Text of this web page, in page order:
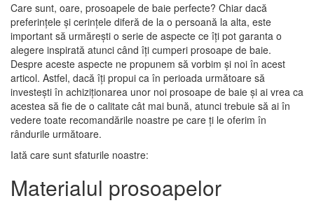
Care sunt, oare, prosoapele de baie perfecte? Chiar dacă
preferințele și cerințele diferă de la o persoană la alta, este
important să urmărești o serie de aspecte ce îți pot garanta o
alegere inspirată atunci când îți cumperi prosoape de baie.
Despre aceste aspecte ne propunem să vorbim și noi în acest
articol. Astfel, dacă îți propui ca în perioada următoare să
investești în achiziționarea unor noi prosoape de baie și ai vrea ca
acestea să fie de o calitate cât mai bună, atunci trebuie să ai în
vedere toate recomandările noastre pe care ți le oferim în
rândurile următoare.
Iată care sunt sfaturile noastre:
Materialul prosoapelor